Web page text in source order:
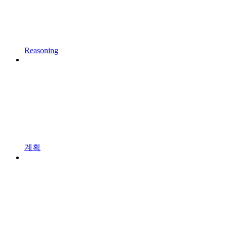
Reasoning
계획